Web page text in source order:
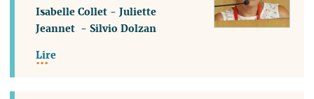
Isabelle Collet -Juliette
Jeannet -Silvio Dolzan
Lire